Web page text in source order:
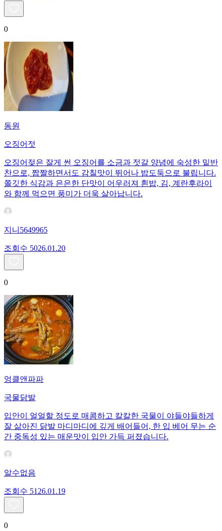
0
동원
오징어젓
오징어젖은 잘게 썬 오징어를 소금과 젓갈 양념에 숙성한 밑반
찬으로, 짭짤하면서도 감칠맛이 뛰어나 밥도둑으로 불립니다.
쫄깃한 식감과 은은한 단맛이 어우러져 흰밥, 김, 계란후라이
와 함께 먹으면 풍미가 더욱 살아납니다.
지니5649965
조회수 5026.01.20
0
엉클앤파파
국물닭발
입안이 얼얼할 정도로 매콤하고 칼칼한 국물이 야들야들하게
잘 삶아진 닭발 마디마디에 깊게 배어들어, 한 입 베어 무는 순
간 중독성 있는 매운맛이 입안 가득 퍼졌습니다.
알수없음
조회수 51 26.01.19
0